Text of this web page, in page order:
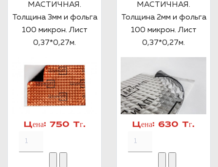
МАСТИЧНАЯ.
Толщина 3мм и фольга
100 микрон. Лист
0,37*0,27м.
Цена: 750 Тг.
МАСТИЧНАЯ.
Толщина 2мм и фольга
100 микрон. Лист
0,37*0,27м.
Цена: 630 Тг.